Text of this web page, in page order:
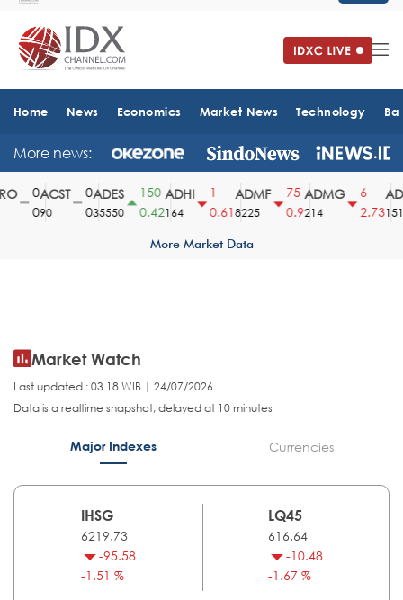
Home News Economics Market News Technology
More news:
ACST
90
ADES
35550
150
0.42
ADHI
164
0.61
ADMF
8225
75
0.9
ADMG
214
2.731510
More Market Data
Market Watch
Last updated : 03.18 WIB | 24/07/2026
Data is a realtime snapshot, delayed at 10 minutes
Major Indexes Currencies
IHSG
6219.73
-95.58
-1.51 %
LQ45
616.64
-10.48
-1.67 %